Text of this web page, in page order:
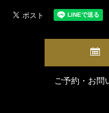
ご予約・お問